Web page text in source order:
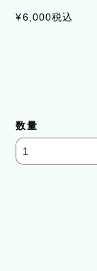
¥6,000税込
数量